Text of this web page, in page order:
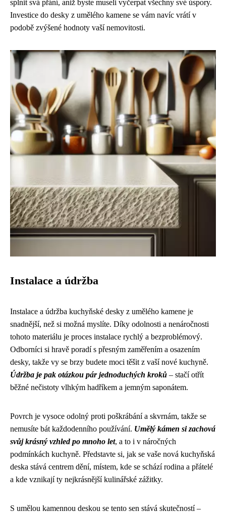
splnit svá přání, aniž byste museli vyčerpat všechny své úspory.
Investice do desky z umělého kamene se vám navíc vrátí v
podobě zvýšené hodnoty vaší nemovitosti.
Instalace a údržba
Instalace a údržba kuchyňské desky z umělého kamene je
snadnější, než si možná myslíte. Díky odolnosti a nenáročnosti
tohoto materiálu je proces instalace rychlý a bezproblémový.
Odborníci si hravě poradí s přesným zaměřením a osazením
desky, takže vy se brzy budete moci těšit z vaší nové kuchyně.
Údržba je pak otázkou pár jednoduchých kroků – stačí otřít
běžné nečistoty vlhkým hadříkem a jemným saponátem.
Povrch je vysoce odolný proti poškrábání a skvrnám, takže se
nemusíte bát každodenního používání. Umělý kámen si zachová
svůj krásný vzhled po mnoho let, a to i v náročných
podmínkách kuchyně. Představte si, jak se vaše nová kuchyňská
deska stává centrem dění, místem, kde se schází rodina a přátelé
a kde vznikají ty nejkrásnější kulinářské zážitky.
S umělou kamennou deskou se tento sen stává skutečností –